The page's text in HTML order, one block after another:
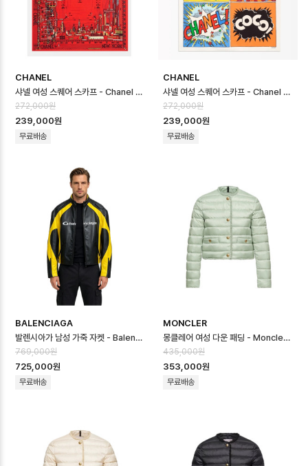
CHANEL
샤넬 여성 스퀘어 스카프 - Chanel Womens Square Scarf - acc87…
272,000원
239,000원
무료배송
CHANEL
샤넬 여성 스퀘어 스카프 - Chanel Womens Square Scarf - acc87…
272,000원
239,000원
무료배송
BALENCIAGA
발렌시아가 남성 가죽 자켓 - Balenciaga Mens Leather Jacket - …
769,000원
725,000원
무료배송
MONCLER
몽클레어 여성 다운 패딩 - Moncler Womens Down Padding - moc1…
435,000원
353,000원
무료배송